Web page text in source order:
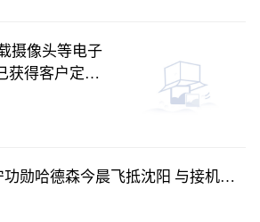
摄像头等电子
获得客户定点
勋哈德森今晨飞抵沈阳 与接机球